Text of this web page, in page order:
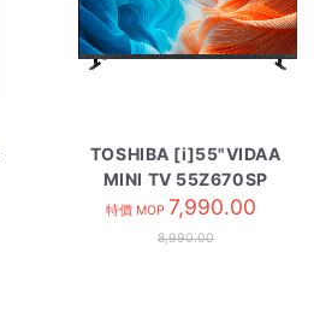
TOSHIBA [i]55"VIDAA
MINI TV 55Z670SP
特價 MOP 7,990.00
8,990.00